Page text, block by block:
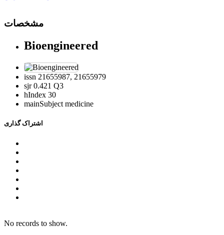
مشخصات
Bioengineered
issn 21655987, 21655979
sjr0.421 Q3
hIndex 30
mainSubject medicine
اشتراک گذاری
No records to show.